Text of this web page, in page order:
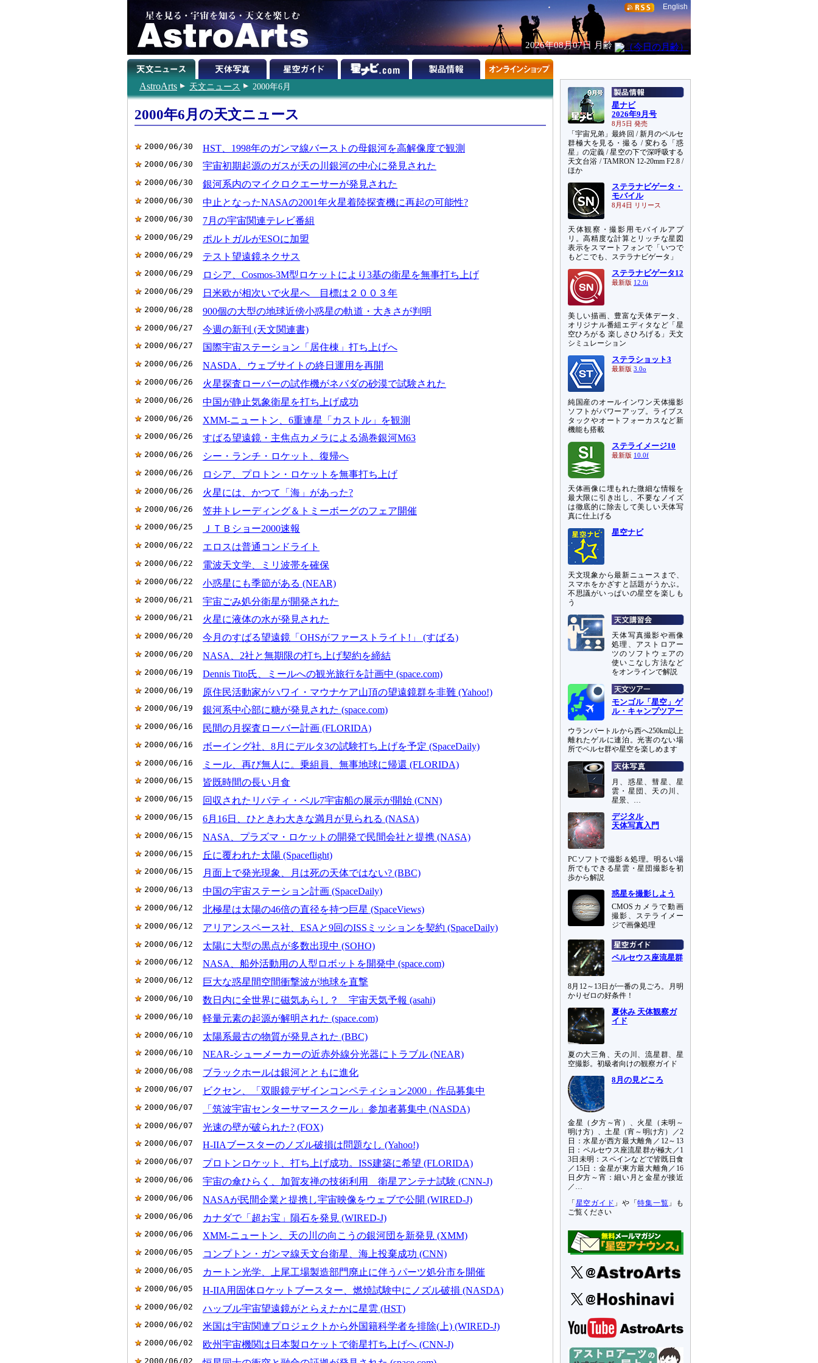
English
2026年08月07日 月齢
AstroArts 天文ニュース 2000年6月
2000年6月の天文ニュース
2000/06/30 HST、1998年のガンマ線バーストの母銀河を高解像度で観測
2000/06/30 宇宙初期起源のガスが天の川銀河の中心に発見された
2000/06/30 銀河系内のマイクロクエーサーが発見された
2000/06/30 中止となったNASAの2001年火星着陸探査機に再起の可能性?
2000/06/30 7月の宇宙関連テレビ番組
2000/06/29 ポルトガルがESOに加盟
2000/06/29 テスト望遠鏡ネクサス
2000/06/29 ロシア、Cosmos-3M型ロケットにより3基の衛星を無事打ち上げ
2000/06/29 日米欧が相次いで火星へ 目標は２００３年
2000/06/28 900個の大型の地球近傍小惑星の軌道・大きさが判明
2000/06/27 今週の新刊 (天文関連書)
2000/06/27 国際宇宙ステーション「居住棟」打ち上げへ
2000/06/26 NASDA、ウェブサイトの終日運用を再開
2000/06/26 火星探査ローバーの試作機がネバダの砂漠で試験された
2000/06/26 中国が静止気象衛星を打ち上げ成功
2000/06/26 XMM-ニュートン、6重連星「カストル」を観測
2000/06/26 すばる望遠鏡・主焦点カメラによる渦巻銀河M63
2000/06/26 シー・ランチ・ロケット、復帰へ
2000/06/26 ロシア、プロトン・ロケットを無事打ち上げ
2000/06/26 火星には、かつて「海」があった?
2000/06/26 笠井トレーディング＆トミーボーグのフェア開催
2000/06/25 ＪＴＢショー2000速報
2000/06/22 エロスは普通コンドライト
2000/06/22 電波天文学、ミリ波帯を確保
2000/06/22 小惑星にも季節がある (NEAR)
2000/06/21 宇宙ごみ処分衛星が開発された
2000/06/21 火星に液体の水が発見された
2000/06/20 今月のすばる望遠鏡「OHSがファーストライト!」 (すばる)
2000/06/20 NASA、2社と無期限の打ち上げ契約を締結
2000/06/19 Dennis Tito氏、ミールへの観光旅行を計画中 (space.com)
2000/06/19 原住民活動家がハワイ・マウナケア山頂の望遠鏡群を非難 (Yahoo!)
2000/06/19 銀河系中心部に糖が発見された (space.com)
2000/06/16 民間の月探査ローバー計画 (FLORIDA)
2000/06/16 ボーイング社、8月にデルタ3の試験打ち上げを予定 (SpaceDaily)
2000/06/16 ミール、再び無人に。乗組員、無事地球に帰還 (FLORIDA)
2000/06/15 皆既時間の長い月食
2000/06/15 回収されたリバティ・ベル7宇宙船の展示が開始 (CNN)
2000/06/15 6月16日、ひときわ大きな満月が見られる (NASA)
2000/06/15 NASA、プラズマ・ロケットの開発で民間会社と提携 (NASA)
2000/06/15 丘に覆われた太陽 (Spaceflight)
2000/06/15 月面上で発光現象、月は死の天体ではない? (BBC)
2000/06/13 中国の宇宙ステーション計画 (SpaceDaily)
2000/06/12 北極星は太陽の46倍の直径を持つ巨星 (SpaceViews)
2000/06/12 アリアンスペース社、ESAと9回のISSミッションを契約 (SpaceDaily)
2000/06/12 太陽に大型の黒点が多数出現中 (SOHO)
2000/06/12 NASA、船外活動用の人型ロボットを開発中 (space.com)
2000/06/12 巨大な惑星間空間衝撃波が地球を直撃
2000/06/10 数日内に全世界に磁気あらし？ 宇宙天気予報 (asahi)
2000/06/10 軽量元素の起源が解明された (space.com)
2000/06/10 太陽系最古の物質が発見された (BBC)
2000/06/10 NEAR-シューメーカーの近赤外線分光器にトラブル (NEAR)
2000/06/08 ブラックホールは銀河とともに進化
2000/06/07 ビクセン、「双眼鏡デザインコンペティション2000」作品募集中
2000/06/07 「筑波宇宙センターサマースクール」参加者募集中 (NASDA)
2000/06/07 光速の壁が破られた? (FOX)
2000/06/07 H-IIAブースターのノズル破損は問題なし (Yahoo!)
2000/06/07 プロトンロケット、打ち上げ成功。ISS建築に希望 (FLORIDA)
2000/06/06 宇宙の傘ひらく、加賀友禅の技術利用 衛星アンテナ試験 (CNN-J)
2000/06/06 NASAが民間企業と提携し宇宙映像をウェブで公開 (WIRED-J)
2000/06/06 カナダで「超お宝」隕石を発見 (WIRED-J)
2000/06/06 XMM-ニュートン、天の川の向こうの銀河団を新発見 (XMM)
2000/06/05 コンプトン・ガンマ線天文台衛星、海上投棄成功 (CNN)
2000/06/05 カートン光学、上尾工場製造部門廃止に伴うパーツ処分市を開催
2000/06/05 H-IIA用固体ロケットブースター、燃焼試験中にノズル破損 (NASDA)
2000/06/02 ハッブル宇宙望遠鏡がとらえたかに星雲 (HST)
2000/06/02 米国は宇宙関連プロジェクトから外国籍科学者を排除(上) (WIRED-J)
2000/06/02 欧州宇宙機関は日本製ロケットで衛星打ち上げへ (CNN-J)
2000/06/02
星ナビ
2026年9月号
8月5日 発売
「宇宙兄弟」最終回 / 新月のペルセ
群極大を見る・撮る / 変わる「惑
星」の定義 / 星空の下で深呼吸する
天文台浴 / TAMRON 12-20mm F2.8 /
ほか
ステラナビゲータ・
モバイル
8月4日 リリース
天体観察・撮影用モバイルアプ
リ。高精度な計算とリッチな星図
表示をスマートフォンで「いつで
もどこでも、ステラナビゲータ」
ステラナビゲータ12
最新版 12.0i
美しい描画、豊富な天体データ、
オリジナル番組エディタなど「星
空ひろがる 楽しさひろげる」天文
シミュレーション
ステラショット3
最新版 3.0o
純国産のオールインワン天体撮影
ソフトがパワーアップ。ライブス
タックやオートフォーカスなど新
機能も搭載
ステライメージ10
最新版 10.0f
天体画像に埋もれた微細な情報を
最大限に引き出し、不要なノイズ
は徹底的に除去して美しい天体写
真に仕上げる
星空ナビ
天文現象から最新ニュースまで、
スマホをかざすと話題がうかぶ。
不思議がいっぱいの星空を楽しも
う
天体写真撮影や画像
処理、アストロアー
ツのソフトウェアの
使いこなし方法など
をオンラインで解説
モンゴル「星空」ゲ
ル・キャンプツアー
ウランバートルから西へ250km以上
離れたゲルに連泊。光害のない場
所でペルセ群や星空を楽しめます
月、惑星、彗星、星
雲・星団、天の川、
星景、…
デジタル
天体写真入門
PCソフトで撮影＆処理。明るい場
所でもできる星雲・星団撮影を初
歩から解説
惑星を撮影しよう
CMOSカメラで動画
撮影、ステライメー
ジで画像処理
ペルセウス座流星群
8月12～13日が一番の見ごろ。月明
かりゼロの好条件！
夏休み 天体観察ガ
イド
夏の大三角、天の川、流星群、星
空撮影。初級者向けの観察ガイド
8月の見どころ
金星（夕方～宵）、火星（未明～
明け方）、土星（宵～明け方）／2
日：水星が西方最大離角／12～13
日：ペルセウス座流星群が極大／1
3日未明：スペインなどで皆既日食
／15日：金星が東方最大離角／16
日夕方～宵：細い月と金星が接近
／…
「 星空ガイド 」や「特集一覧 」も
ご覧ください